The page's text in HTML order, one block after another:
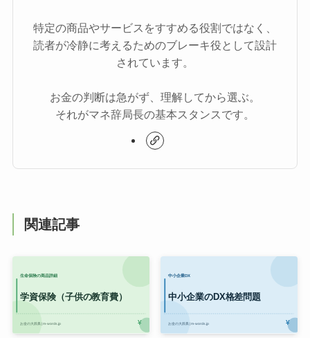
特定の商品やサービスをすすめる役割ではなく、
読者が冷静に考えるためのブレーキ役として設計
されています。
お金の判断は急がず、理解してから選ぶ。
それがマネ辞局長の基本スタンスです。
関連記事